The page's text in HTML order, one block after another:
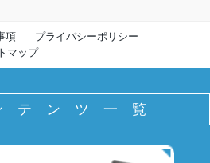
項
プライバシーポリシー
マップ
テンツ一覧